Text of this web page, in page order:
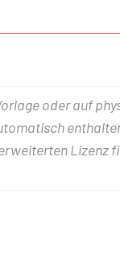
oder auf
Lizenz